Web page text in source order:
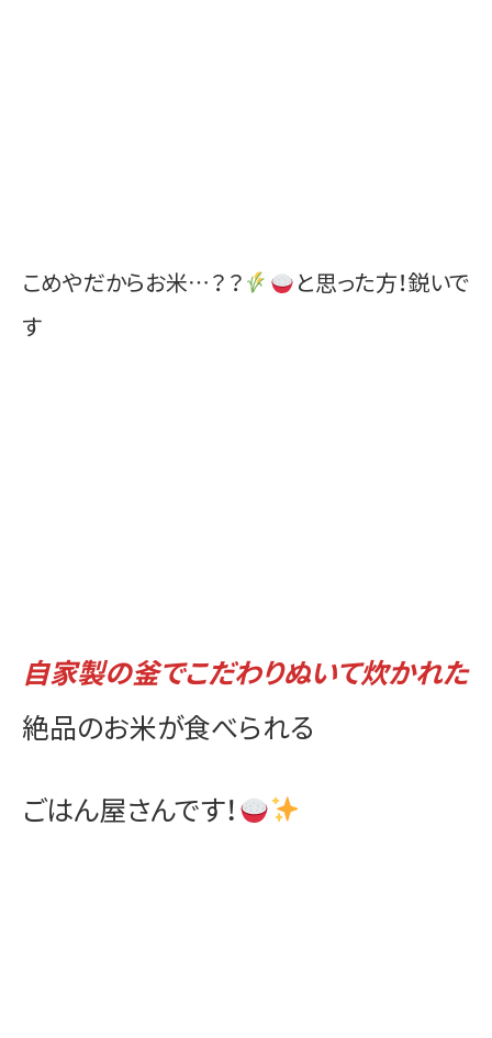
こめやだからお米…？？
と思った方！鋭いで
す
自家製の釜でこだわりぬいて炊かれた
絶品のお米が食べられる
ごはん屋さんです！